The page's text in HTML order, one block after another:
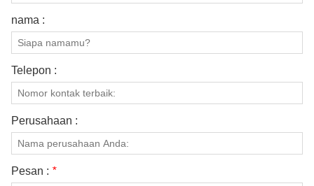
nama :
Telepon :
Perusahaan :
Pesan : *